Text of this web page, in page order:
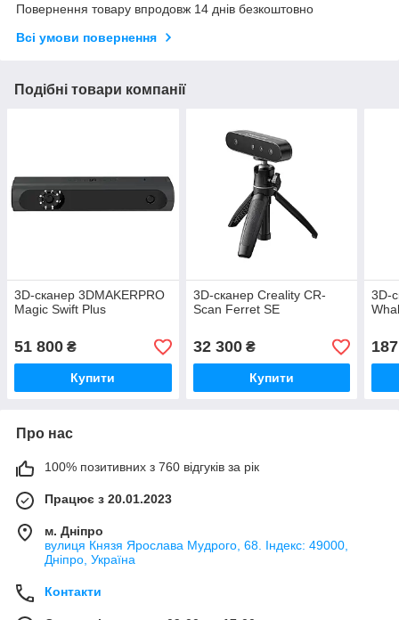
Повернення товару впродовж 14 днів безкоштовно
Всі умови повернення
Подібні товари компанії
3D-сканер 3DMAKERPRO
Magic Swift Plus
51 800 ₴
Купити
3D-сканер Creality CR-
Scan Ferret SE
32 300₴
Купити
3D-
Про нас
100% позитивних з 760 відгуків за рік
Працює з 20.01.2023
м. Дніпро
вулиця Князя Ярослава Мудрого, 68. Індекс: 49000,
Дніпро, Україна
Контакти